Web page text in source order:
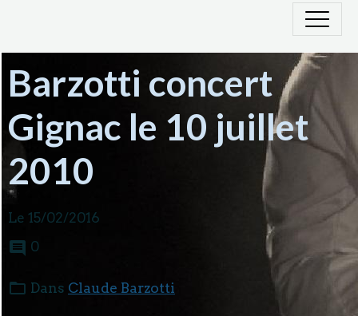
Barzotti concert
Gignac le 10 juillet
2010
Le 15/02/2016
0
Dans Claude Barzotti